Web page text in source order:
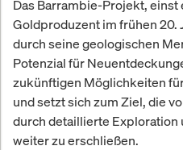
Das Barrambie-Projekt,
Goldproduzent im frühen
durch seine geologischen
Potenzial für
zukünftigen Möglichkeiten
und setzt sich zum Ziel, die
durch detaillierte
weiter zu erschließen.